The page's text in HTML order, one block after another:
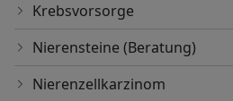
Krebsvorsorge
Nierensteine (Beratung)
Nierenzellkarzinom